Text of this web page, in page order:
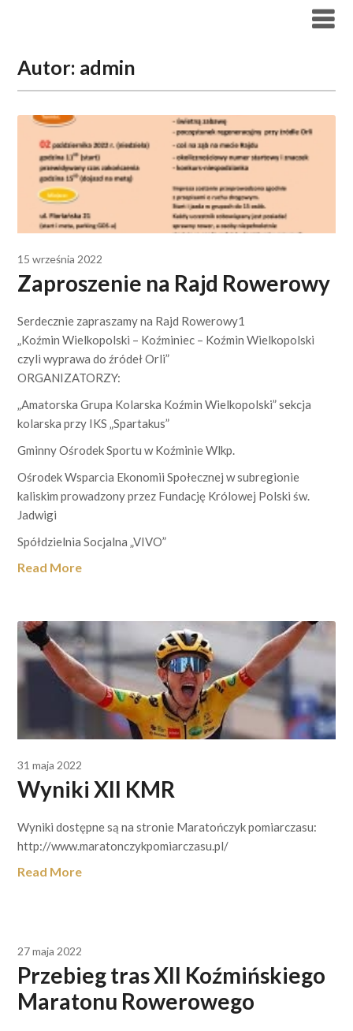
Autor: admin
15 września 2022
Zaproszenie na Rajd Rowerowy
Serdecznie zapraszamy na Rajd Rowerowy1
„Koźmin Wielkopolski – Koźminiec – Koźmin Wielkopolski
czyli wyprawa do źródeł Orli”
ORGANIZATORZY:
„Amatorska Grupa Kolarska Koźmin Wielkopolski” sekcja
kolarska przy IKS „Spartakus”
Gminny Ośrodek Sportu w Koźminie Wlkp.
Ośrodek Wsparcia Ekonomii Społecznej w subregionie
kaliskim prowadzony przez Fundację Królowej Polski św.
Jadwigi
Spółdzielnia Socjalna „VIVO”
Read More
31 maja 2022
Wyniki XII KMR
Wyniki dostępne są na stronie Maratończyk pomiarczasu:
http://www.maratonczykpomiarczasu.pl/
Read More
27 maja 2022
Przebieg tras XII Koźmińskiego
Maratonu Rowerowego